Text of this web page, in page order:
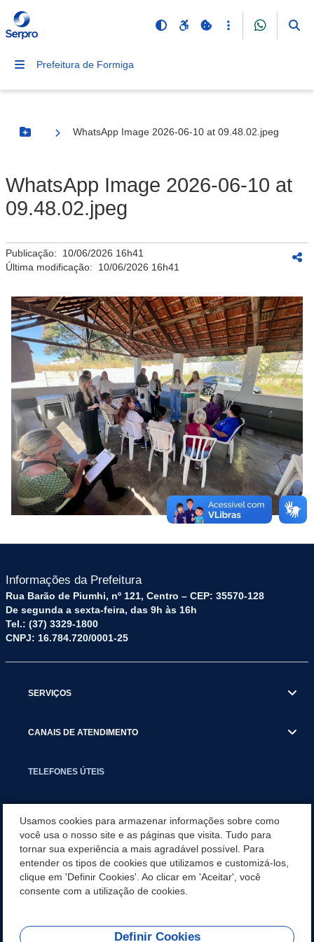
Prefeitura de Formiga
Botão Menu
WhatsApp Image 2026-06-10 at 09.48.02.jpeg
WhatsApp Image 2026-06-10 at
09.48.02.jpeg
Publicação: 10/06/2026 16h41
Última modificação: 10/06/2026 16h41
Informações da Prefeitura
Rua Barão de Piumhi, nº 121, Centro – CEP: 35570-128
De segunda a sexta-feira, das 9h às 16h
Tel.: (37) 3329-1800
CNPJ: 16.784.720/0001-25
SERVIÇOS
CANAIS DE ATENDIMENTO
TELEFONES ÚTEIS
NOTÍCIAS
APLICATIVO
Usamos cookies para armazenar informações sobre como
você usa o nosso site e as páginas que visita. Tudo para
tornar sua experiência a mais agradável possível. Para
entender os tipos de cookies que utilizamos e customizá-los,
clique em 'Definir Cookies'. Ao clicar em 'Aceitar', você
consente com a utilização de cookies.
Definir Cookies